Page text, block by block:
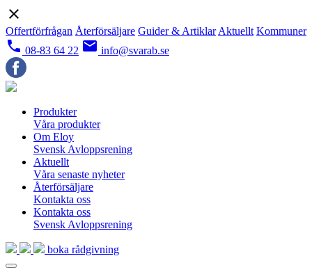
close
Offertförfrågan Återförsäljare Guider & Artiklar Aktuellt Kommuner
local_phone 08-83 64 22 email info@svarab.se
Produkter
Våra produkter
Om Eloy
Svensk Avloppsrening
Aktuellt
Våra senaste nyheter
Återförsäljare
Kontakta oss
Kontakta oss
Svensk Avloppsrening
boka rådgivning